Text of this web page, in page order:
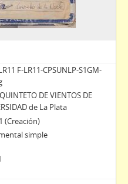
F-LR11-CPSUNLP-S1GM-
DE VIENTOS DE
de La Plata
(Creación)
simple